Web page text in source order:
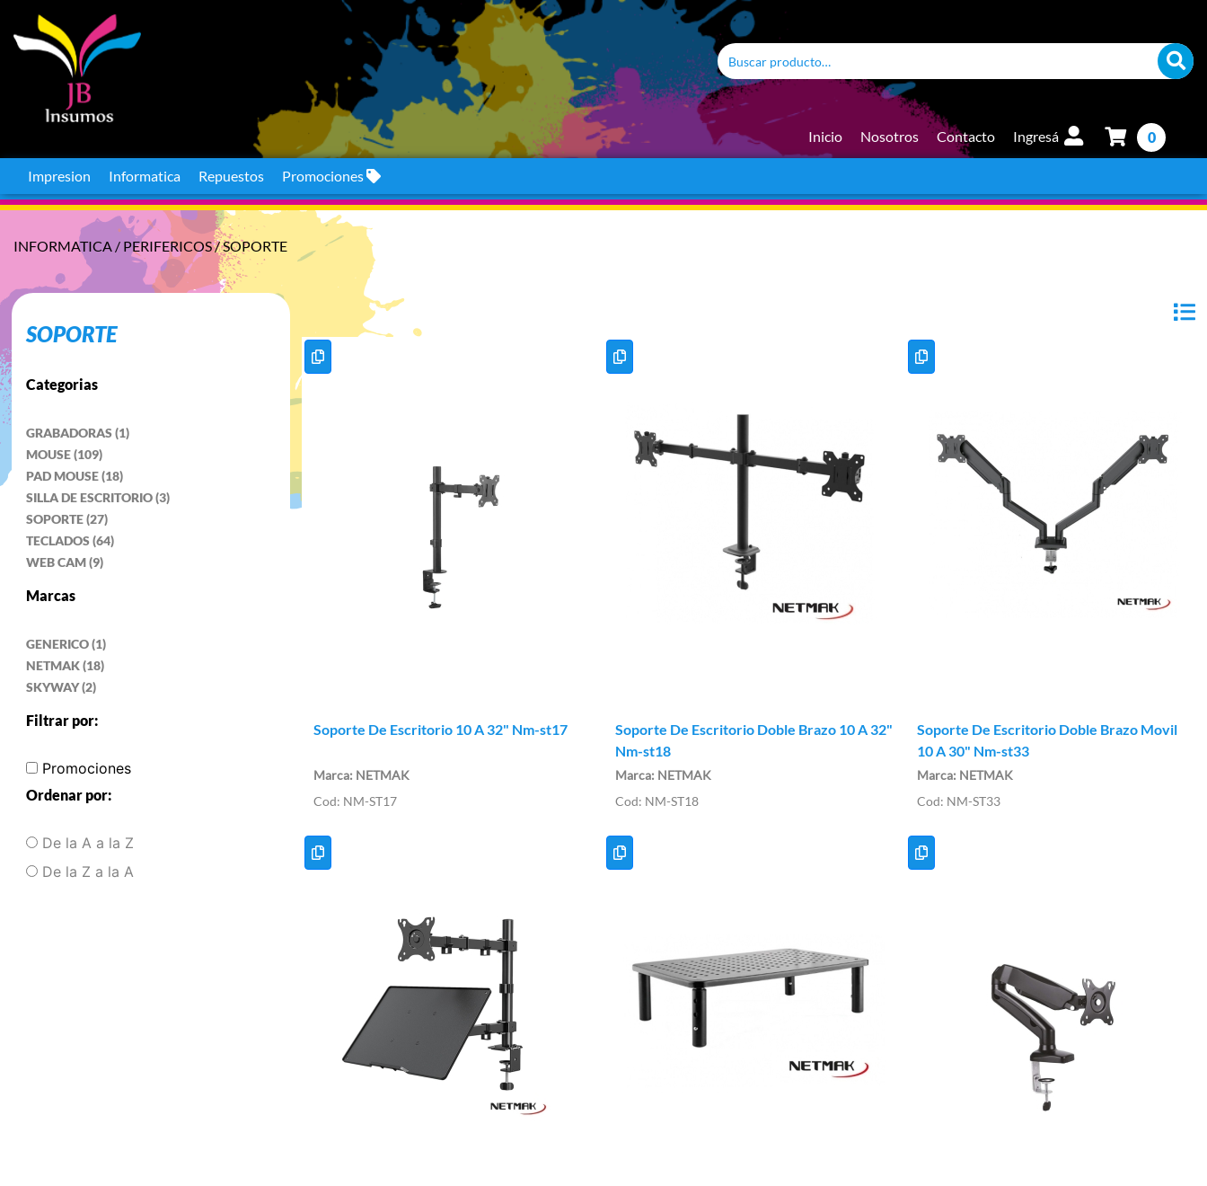
Inicio Nosotros Contacto Ingresá 0
Impresion Informatica Repuestos Promociones
INFORMATICA / PERIFERICOS/SOPORTE
SOPORTE
Categorias
GRABADORAS (1)
MOUSE (109)
PAD MOUSE (18)
SILLA DE ESCRITORIO (3)
SOPORTE (27)
TECLADOS (64)
WEB CAM (9)
Marcas
GENERICO (1)
NETMAK (18)
SKYWAY (2)
Filtrar por:
Promociones
Ordenar por:
De la A a la Z
De la Z a la A
Soporte De Escritorio 10 A 32" Nm-st17
NETMAK
NM-ST17
Soporte De Escritorio Doble Brazo 10 A 32"
Nm-st18
NETMAK
NM-ST18
Soporte De Escritorio Doble Brazo Movil
10 A 30" Nm-st33
NETMAK
NM-ST33